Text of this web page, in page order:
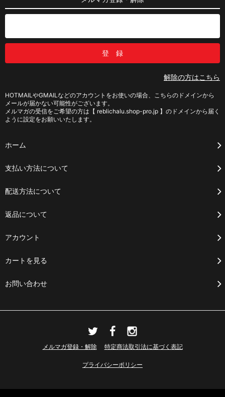
解除の方はこちら
HOTMAILやGMAILなどのアカウントをお使いの場合、こちらのドメインから
メールが届かない可能性がございます。
メルマガの受信をご希望の方は【 reblichalu.shop-pro.jp 】のドメインから届く
ように設定をお願いいたします。
ホーム
支払い方法について
配送方法について
返品について
アカウント
カートを見る
お問い合わせ
メルマガ登録・解除 特定商法取引法に基づく表記
プライバシーポリシー